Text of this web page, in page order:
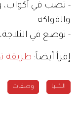
- تصب في أكواب،
والفواكه.
- توضع في
إقرأ أيضاً: طريقة
الشيا وصفات